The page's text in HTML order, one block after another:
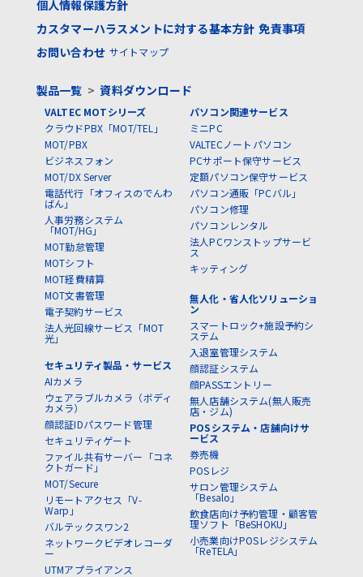
個人情報保護方針
カスタマーハラスメントに対する基本方針 免責事項
お問い合わせ サイトマップ
製品一覧 >資料ダウンロード
VALTEC MOTシリーズ
クラウドPBX「MOT/TEL」
MOT/PBX
ビジネスフォン
MOT/DX Server
電話代行「オフィスのでんわ
ばん」
人事労務システム
「MOT/HG」
MOT勤怠管理
MOTシフト
MOT経費精算
MOT文書管理
電子契約サービス
法人光回線サービス「MOT
光」
セキュリティ製品・サービス
AIカメラ
ウェアラブルカメラ（ボディ
カメラ）
顔認証IDパスワード管理
セキュリティゲート
ファイル共有サーバー「コネ
クトガード」
MOT/Secure
リモートアクセス「V-
Warp」
バルテックスワン2
ネットワークビデオレコーダ
ー
UTMアプライアンス
パソコン関連サービス
ミニPC
VALTECノートパソコン
PCサポート保守サービス
定額パソコン保守サービス
パソコン通販「PCバル」
パソコン修理
パソコンレンタル
法人PCワンストップサービ
ス
キッティング
無人化・省人化ソリューショ
ン
スマートロック+施設予約シ
ステム
入退室管理システム
顔認証システム
顔PASSエントリー
無人店舗システム(無人販売
店・ジム)
POSシステム・店舗向けサ
ービス
券売機
POSレジ
サロン管理システム
「Besalo」
飲食店向け予約管理・顧客管
理ソフト「BeSHOKU」
小売業向けPOSレジシステム
「ReTELA」